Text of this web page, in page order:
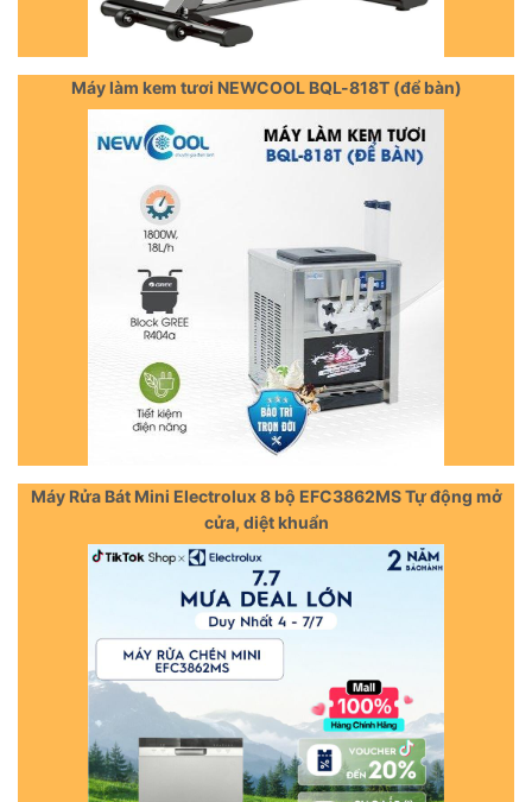
Máy làm kem tươi NEWCOOL BQL-818T (để bàn)
Máy Rửa Bát Mini Electrolux 8 bộ EFC3862MS Tự động mở
cửa, diệt khuẩn